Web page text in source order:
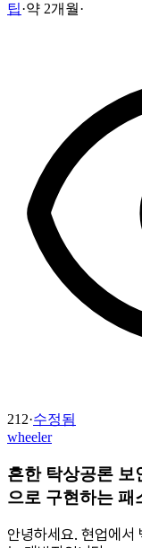
팁·약 2개월·
212·수정됨
wheeler
흔한 탁상공론 보
으로 구현하는 패
안녕하세요. 현업에서